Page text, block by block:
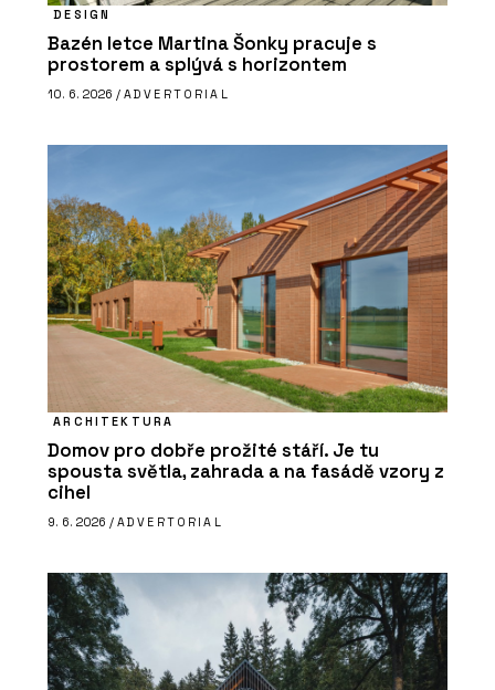
DESIGN
Bazén letce Martina Šonky pracuje s
prostorem a splývá s horizontem
10. 6. 2026 / ADVERTORIAL
ARCHITEKTURA
Domov pro dobře prožité stáří. Je tu
spousta světla, zahrada a na fasádě vzory z
cihel
9. 6. 2026 / ADVERTORIAL